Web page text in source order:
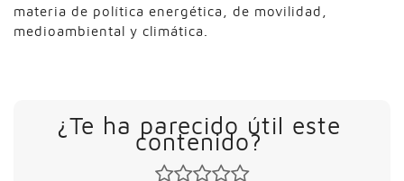
materia de política energética, de movilidad,
medioambiental y climática.
¿Te ha parecido útil este
contenido?